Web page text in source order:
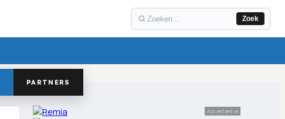
Zoek
PARTNERS
Advertentie